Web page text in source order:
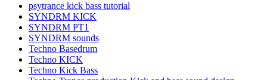
psytrance kick bass tutorial
SYNDRM KICK
SYNDRM PT1
SYNDRM sounds
Techno Basedrum
Techno KICK
Techno Kick Bass